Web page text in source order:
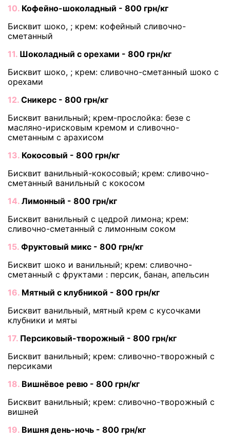
10. Кофейно-шоколадный - 800 грн/кг
Бисквит шоко, ; крем: кофейный сливочно-
сметанный
11. Шоколадный с орехами - 800 грн/кг
Бисквит шоко, ; крем: сливочно-сметанный шоко с
орехами
12. Сникерс - 800 грн/кг
Бисквит ванильный; крем-прослойка: безе с
масляно-ирисковым кремом и сливочно-
сметанным с арахисом
13. Кокосовый - 800 грн/кг
Бисквит ванильный-кокосовый; крем: сливочно-
сметанный ванильный с кокосом
14. Лимонный - 800 грн/кг
Бисквит ванильный с цедрой лимона; крем:
сливочно-сметанный с лимонным соком
15. Фруктовый микс - 800 грн/кг
Бисквит шоко и ванильный; крем: сливочно-
сметанный с фруктами : персик, банан, апельсин
16. Мятный с клубникой - 800 грн/кг
Бисквит ванильный, мятный крем с кусочками
клубники и мяты
17. Персиковый-творожный - 800 грн/кг
Бисквит ванильный; крем: сливочно-творожный с
персиками
18. Вишнёвое ревю - 800 грн/кг
Бисквит ванильный; крем: сливочно-творожный с
вишней
19. Вишня день-ночь - 800 грн/кг